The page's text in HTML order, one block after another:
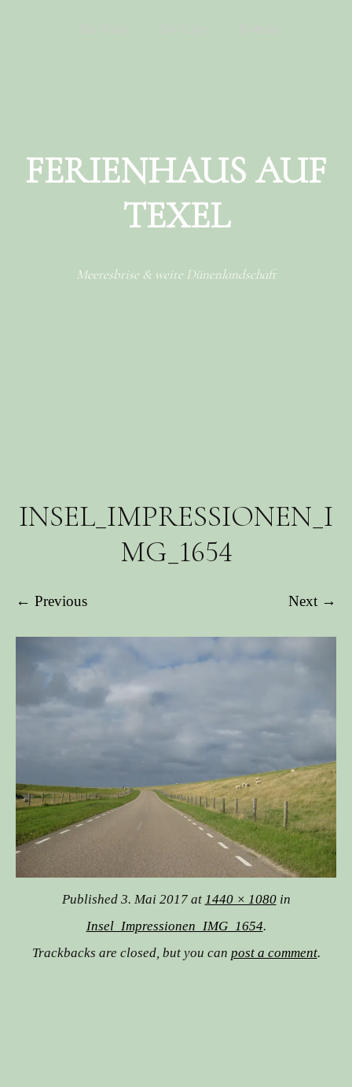
FERIENHAUS AUF
TEXEL
Meeresbrise & weite Dünenlandschaft
INSEL_IMPRESSIONEN_I
MG_1654
← Previous Next →
Published 3. Mai 2017at 1440 × 1080in
Insel_Impressionen_IMG_1654.
Trackbacks are closed, but you can post a comment.